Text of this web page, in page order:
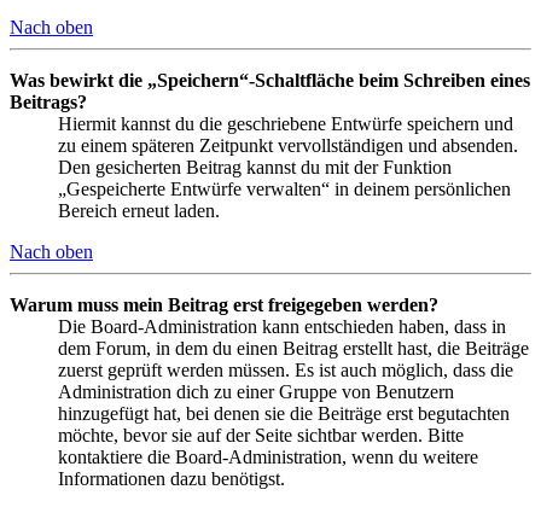
Nach oben
Was bewirkt die „Speichern“-Schaltfläche beim Schreiben eines
Beitrags?
Hiermit kannst du die geschriebene Entwürfe speichern und
zu einem späteren Zeitpunkt vervollständigen und absenden.
Den gesicherten Beitrag kannst du mit der Funktion
„Gespeicherte Entwürfe verwalten“ in deinem persönlichen
Bereich erneut laden.
Nach oben
Warum muss mein Beitrag erst freigegeben werden?
Die Board-Administration kann entschieden haben, dass in
dem Forum, in dem du einen Beitrag erstellt hast, die Beiträge
zuerst geprüft werden müssen. Es ist auch möglich, dass die
Administration dich zu einer Gruppe von Benutzern
hinzugefügt hat, bei denen sie die Beiträge erst begutachten
möchte, bevor sie auf der Seite sichtbar werden. Bitte
kontaktiere die Board-Administration, wenn du weitere
Informationen dazu benötigst.